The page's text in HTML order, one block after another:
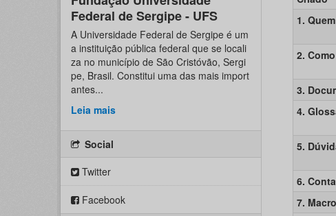
Federal de Sergipe - UFS
A Universidade Federal de Sergipe é um
a instituição pública federal que se locali
za no município de São Cristóvão, Sergi
pe, Brasil. Constitui uma das mais import
antes...
Leia mais
Social
Twitter
Facebook
1.
2.
3.
4.
5.
6.
7.